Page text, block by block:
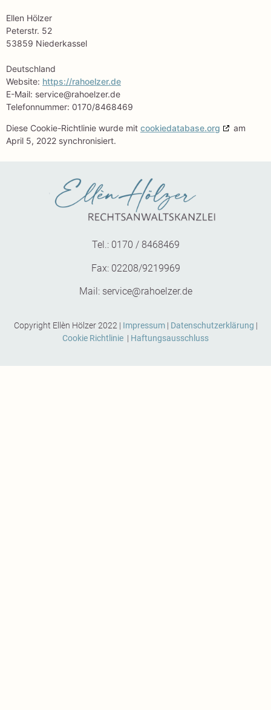
Ellen Hölzer
Peterstr. 52
53859 Niederkassel
Deutschland
Website: https://rahoelzer.de
E-Mail: service@rahoelzer.de
Telefonnummer: 0170/8468469
Diese Cookie-Richtlinie wurde mit cookiedatabase.org
am
April 5, 2022 synchronisiert.
Tel.: 0170 / 8468469
Fax: 02208/9219969
Mail: service@rahoelzer.de
Copyright Ellèn Hölzer 2022 | Impressum| Datenschutzerklärung |
Cookie Richtlinie | Haftungsausschluss